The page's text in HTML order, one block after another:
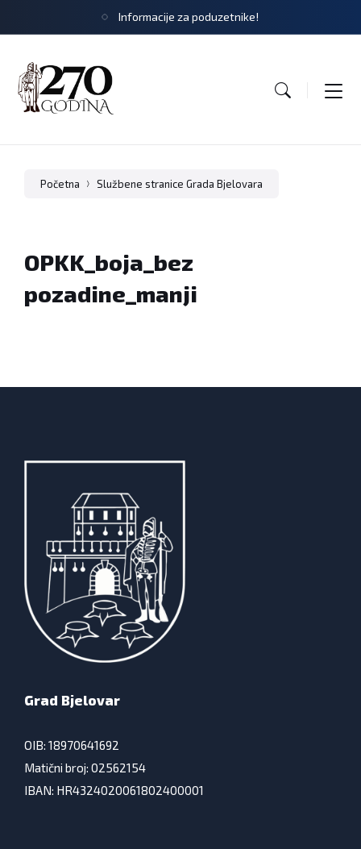
Informacije za poduzetnike!
Početna Službene stranice Grada Bjelovara
OPKK_boja_bez
pozadine_manji
Grad Bjelovar
OIB: 18970641692
Matični broj: 02562154
IBAN: HR4324020061802400001